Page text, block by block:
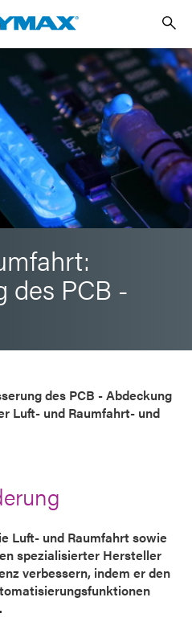
des PCB -
des PCB - Abdeckung
Luft- und Raumfahrt- und
Luft- und Raumfahrt sowie
spezialisierter Hersteller
verbessern, indem er den